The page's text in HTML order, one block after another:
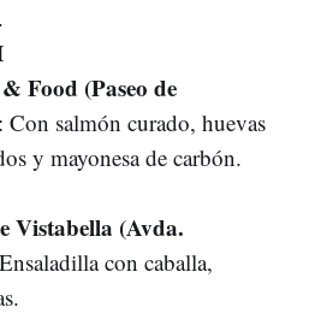
Food (Paseo de
: Con salmón curado, huevas
y mayonesa de carbón.
Vistabella (Avda.
con caballa,